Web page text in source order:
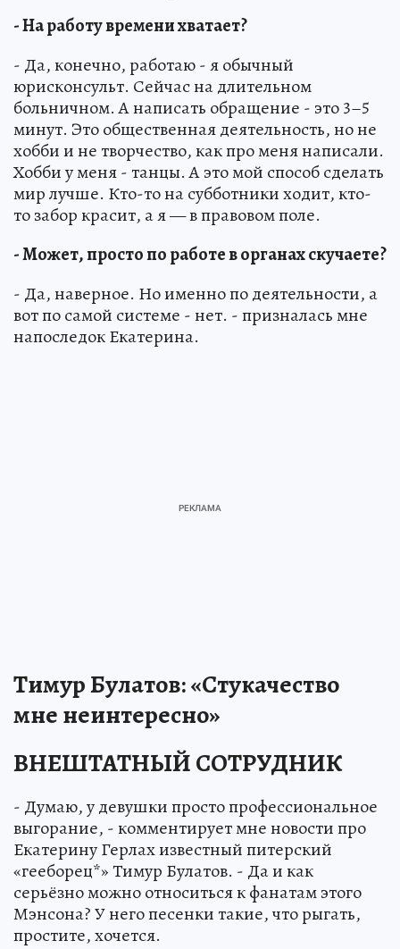
- На работу времени хватает?
- Да, конечно, работаю - я обычный
юрисконсульт. Сейчас на длительном
больничном. А написать обращение - это 3–5
минут. Это общественная деятельность, но не
хобби и не творчество, как про меня написали.
Хобби у меня - танцы. А это мой способ сделать
мир лучше. Кто-то на субботники ходит, кто-
то забор красит, а я — в правовом поле.
- Может, просто по работе в органах скучаете?
- Да, наверное. Но именно по деятельности, а
вот по самой системе - нет. - призналась мне
напоследок Екатерина.
Тимур Булатов: «Стукачество
мне неинтересно»
ВНЕШТАТНЫЙ СОТРУДНИК
- Думаю, у девушки просто профессиональное
выгорание, - комментирует мне новости про
Екатерину Герлах известный питерский
«гееборец*» Тимур Булатов. - Да и как
серьёзно можно относиться к фанатам этого
Мэнсона? У него песенки такие, что рыгать,
простите, хочется.